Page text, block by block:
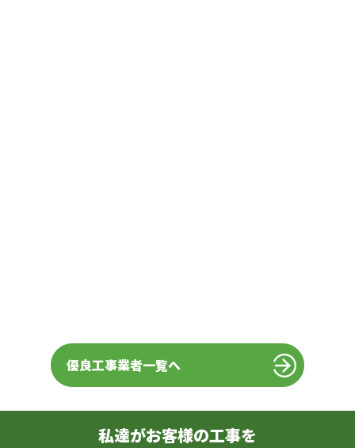
優良工事業者一覧へ
私達がお客様の工事を